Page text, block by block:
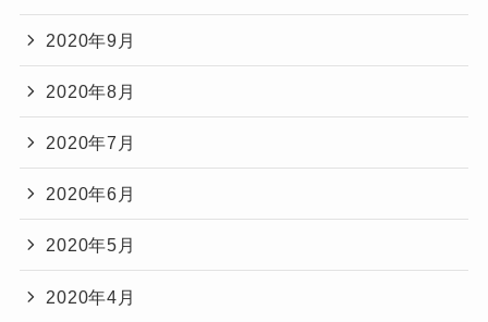
2020年9月
2020年8月
2020年7月
2020年6月
2020年5月
2020年4月